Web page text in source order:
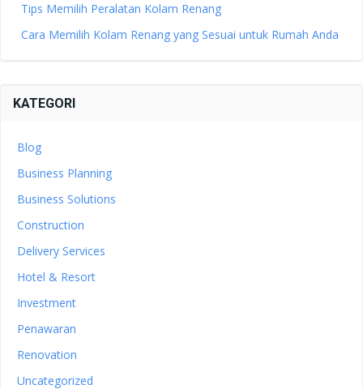
Tips Memilih Peralatan Kolam Renang
Cara Memilih Kolam Renang yang Sesuai untuk Rumah Anda
KATEGORI
Blog
Business Planning
Business Solutions
Construction
Delivery Services
Hotel & Resort
Investment
Penawaran
Renovation
Uncategorized